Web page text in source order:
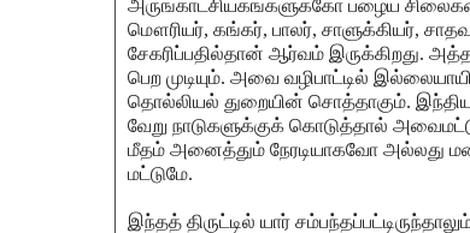
அருங்காட்சியகங்களுக்கோ பழைய
மௌரியர், கங்கர், பாலர், சாளுக்கியர்,
சேகரிப்பதில்தான் ஆர்வம் இருக்கிறது.
பெற முடியும். அவை வழிபாட்டில்
தொல்லியல் துறையின் சொத்தாகும். இந்திய
வேறு நாடுகளுக்குக் கொடுத்தால்
மீதம் அனைத்தும் நேரடியாகவோ அல்லது
மட்டுமே.
இந்தத் திருட்டில் யார்